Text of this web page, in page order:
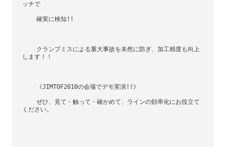
ッチで
    確実に検知!!
します！！
    《JIMTOF2010の会場でデモ実演!!》
ください。